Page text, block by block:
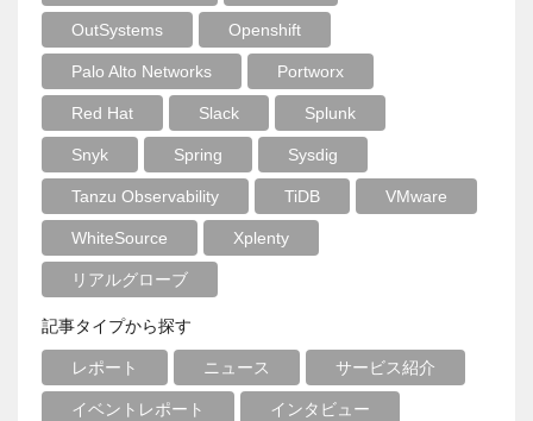
OutSystems Openshift
Palo Alto Networks Portworx
Red Hat Slack Splunk
Snyk Spring Sysdig
Tanzu Observability TiDB VMware
WhiteSource Xplenty
リアルグローブ
記事タイプから探す
レポート ニュース サービス紹介
イベントレポート インタビュー